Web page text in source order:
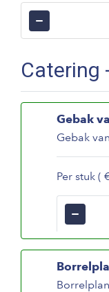
−
Catering
Gebak
Gebak
Per stuk (
−